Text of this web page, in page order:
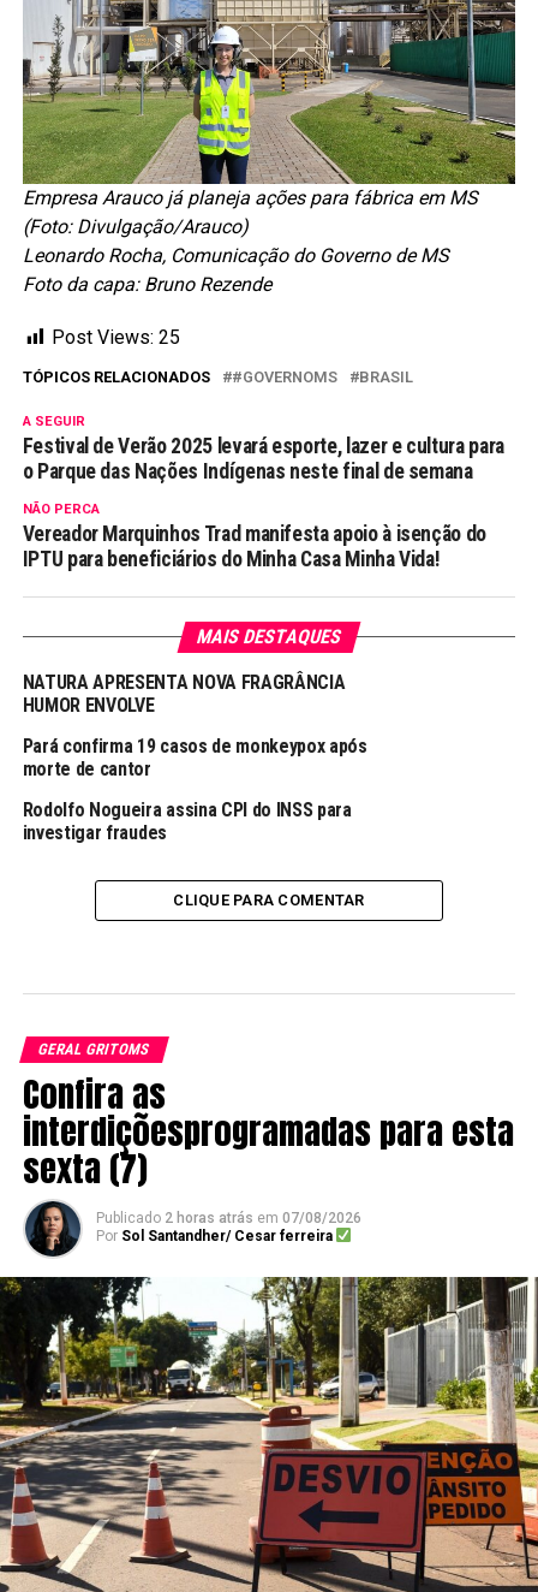
Empresa Arauco já planeja ações para fábrica em MS
(Foto: Divulgação/Arauco)
Leonardo Rocha, Comunicação do Governo de MS
Foto da capa: Bruno Rezende
Post Views: 25
TÓPICOS RELACIONADOS #GOVERNOMS BRASIL
A SEGUIR
Festival de Verão 2025 levará esporte, lazer e cultura para
o Parque das Nações Indígenas neste final de semana
NÃO PERCA
Vereador Marquinhos Trad manifesta apoio à isenção do
IPTU para beneficiários do Minha Casa Minha Vida!
MAIS DESTAQUES
NATURA APRESENTA NOVA FRAGRÂNCIA
HUMOR ENVOLVE
Pará confirma 19 casos de monkeypox após
morte de cantor
Rodolfo Nogueira assina CPI do INSS para
investigar fraudes
CLIQUE PARA COMENTAR
GERAL GRITOMS
Confira as
interdiçõesprogramadas para esta
sexta (7)
Publicado 2 horas atrás em 07/08/2026
Por Sol Santandher/ Cesar ferreira